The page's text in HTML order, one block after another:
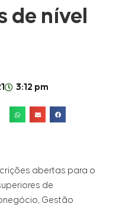
de nível
3:12 pm
abertas para o
de
Gestão